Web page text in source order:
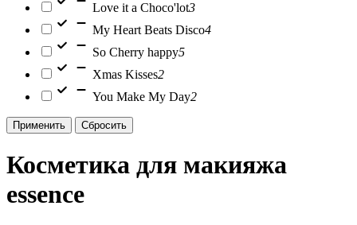
Love it a Choco'lot3
My Heart Beats Disco4
So Cherry happy5
Xmas Kisses2
You Make My Day2
Применить Сбросить
Косметика для макияжа
essence